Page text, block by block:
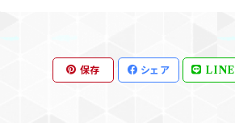
保存 シェア LINE